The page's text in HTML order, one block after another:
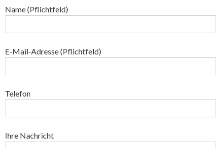
Name (Pflichtfeld)
E-Mail-Adresse (Pflichtfeld)
Telefon
Ihre Nachricht